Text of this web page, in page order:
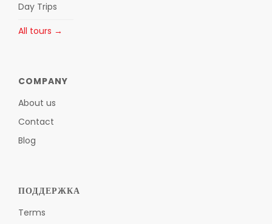
Day Trips
All tours →
COMPANY
About us
Contact
Blog
ПОДДЕРЖКА
Terms